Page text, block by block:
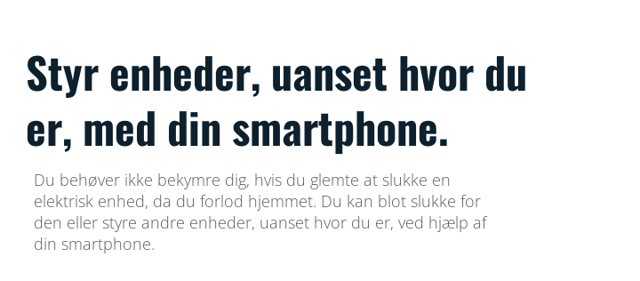
Styr enheder, uanset hvor du
er, med din smartphone.
Du behøver ikke bekymre dig, hvis du glemte at slukke en
elektrisk enhed, da du forlod hjemmet. Du kan blot slukke for
den eller styre andre enheder, uanset hvor du er, ved hjælp af
din smartphone.